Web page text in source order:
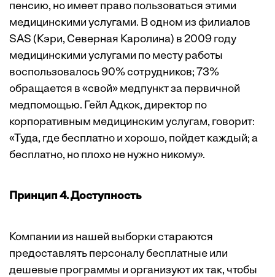
пенсию, но имеет право пользоваться этими
медицинскими услугами. В одном из филиалов
SAS (Кэри, Северная Каролина) в 2009 году
медицинскими услугами по месту работы
воспользовалось 90% сотрудников; 73%
обращается в «свой» медпункт за первичной
медпомощью. Гейл Адкок, директор по
корпоративным медицинским услугам, говорит:
«Туда, где бесплатно и хорошо, пойдет каждый; а
бесплатно, но плохо не нужно никому».
Принцип 4. Доступность
Компании из нашей выборки стараются
предоставлять персоналу бесплатные или
дешевые программы и организуют их так, чтобы